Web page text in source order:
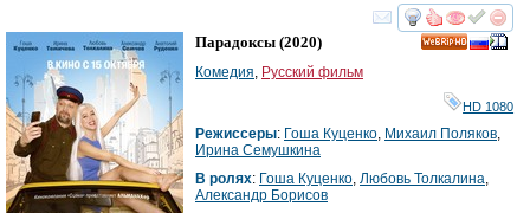
смотреть
Парадоксы (2020)
Комедия, Русский фильм
HD 1080
Режиссеры: Гоша Куценко, Михаил Поляков,
Ирина Семушкина
В ролях: Гоша Куценко, Любовь Толкалина,
Александр Борисов